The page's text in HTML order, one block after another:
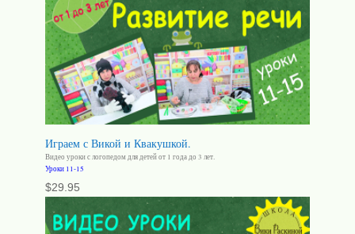
Играем с Викой и Квакушкой.
Видео уроки с логопедом для детей от 1 года до 3 лет.
Уроки 11-15
$29.95